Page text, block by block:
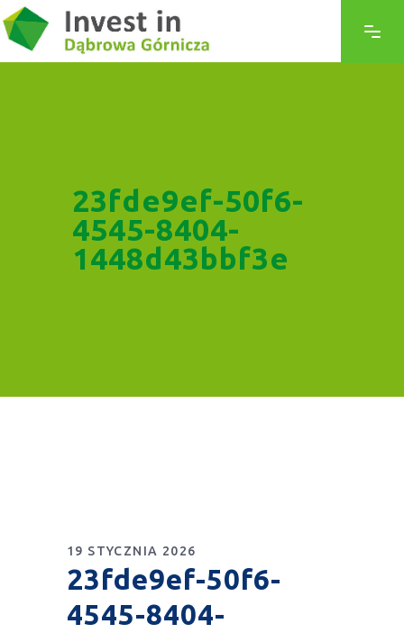
23fde9ef-50f6-
4545-8404-
1448d43bbf3e
19 STYCZNIA 2026
23fde9ef-50f6-
4545-8404-